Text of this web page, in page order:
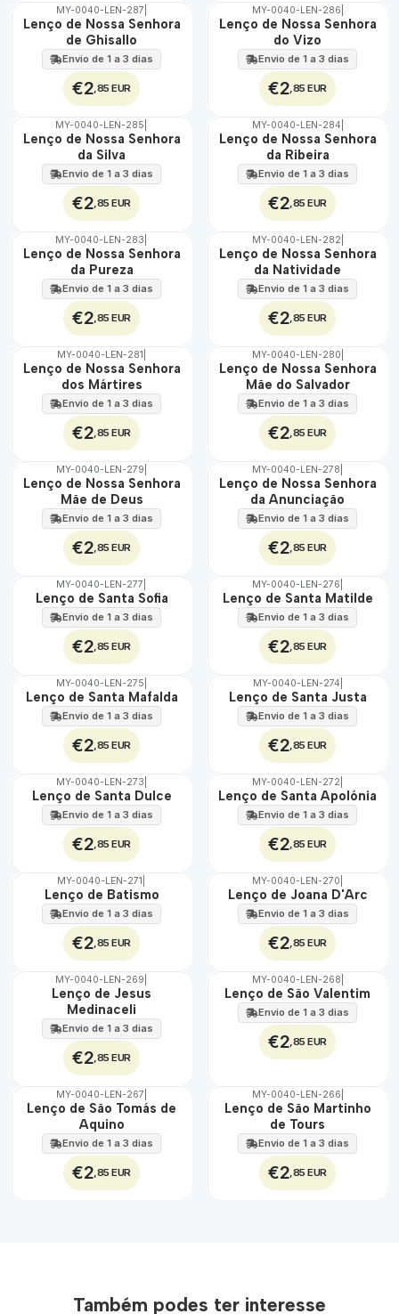
🇵🇹
100%
MY-0040-LEN-287
Lenço de Nossa Senhora
de Ghisallo
Envio de 1 a 3 dias
€2 ,85 EUR
🇵🇹
100%
MY-0040-LEN-286
Lenço de Nossa Senhora
do Vizo
Envio de 1 a 3 dias
€2 ,85 EUR
🇵🇹
100%
MY-0040-LEN-285
Lenço de Nossa Senhora
da Silva
Envio de 1 a 3 dias
€2 ,85 EUR
🇵🇹
100%
MY-0040-LEN-284
Lenço de Nossa Senhora
da Ribeira
Envio de 1 a 3 dias
€2 ,85 EUR
🇵🇹
100%
MY-0040-LEN-283
Lenço de Nossa Senhora
da Pureza
Envio de 1 a 3 dias
€2 ,85 EUR
🇵🇹
100%
MY-0040-LEN-282
Lenço de Nossa Senhora
da Natividade
Envio de 1 a 3 dias
€2 ,85 EUR
🇵🇹
100%
MY-0040-LEN-281
Lenço de Nossa Senhora
dos Mártires
Envio de 1 a 3 dias
€2 ,85 EUR
🇵🇹
100%
MY-0040-LEN-280
Lenço de Nossa Senhora
Mãe do Salvador
Envio de 1 a 3 dias
€2 ,85 EUR
🇵🇹
100%
MY-0040-LEN-279
Lenço de Nossa Senhora
Mãe de Deus
Envio de 1 a 3 dias
€2 ,85 EUR
🇵🇹
100%
MY-0040-LEN-278
Lenço de Nossa Senhora
da Anunciação
Envio de 1 a 3 dias
€2 ,85 EUR
🇵🇹
100%
MY-0040-LEN-277
Lenço de Santa Sofia
Envio de 1 a 3 dias
€2 ,85 EUR
🇵🇹
100%
MY-0040-LEN-276
Lenço de Santa Matilde
Envio de 1 a 3 dias
€2 ,85 EUR
🇵🇹
100%
MY-0040-LEN-275
Lenço de Santa Mafalda
Envio de 1 a 3 dias
€2 ,85 EUR
🇵🇹
100%
MY-0040-LEN-274
Lenço de Santa Justa
Envio de 1 a 3 dias
€2 ,85 EUR
🇵🇹
100%
MY-0040-LEN-273
Lenço de Santa Dulce
Envio de 1 a 3 dias
€2 ,85 EUR
🇵🇹
100%
MY-0040-LEN-272
Lenço de Santa Apolónia
Envio de 1 a 3 dias
€2 ,85 EUR
🇵🇹
100%
MY-0040-LEN-271
Lenço de Batismo
Envio de 1 a 3 dias
€2 ,85 EUR
🇵🇹
100%
MY-0040-LEN-270
Lenço de Joana D'Arc
Envio de 1 a 3 dias
€2 ,85 EUR
🇵🇹
MY-0040-LEN-269
Lenço de Jesus
Medinaceli
Envio de 1 a 3 dias
€2 ,85 EUR
🇵🇹
100%
MY-0040-LEN-268
Lenço de São Valentim
Envio de 1 a 3 dias
€2 ,85 EUR
🇵🇹
100%
MY-0040-LEN-267
Lenço de São Tomás de
Aquino
Envio de 1 a 3 dias
€2 ,85 EUR
🇵🇹
100%
MY-0040-LEN-266
Lenço de São Martinho
de Tours
Envio de 1 a 3 dias
€2 ,85 EUR
Também podes ter interesse